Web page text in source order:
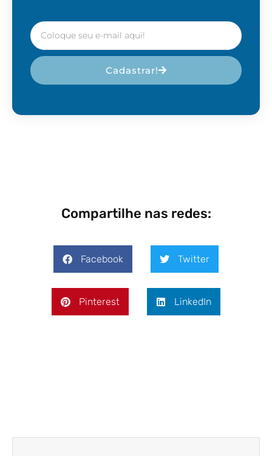
Cadastrar!
Compartilhe nas redes:
Facebook Twitter
Pinterest LinkedIn